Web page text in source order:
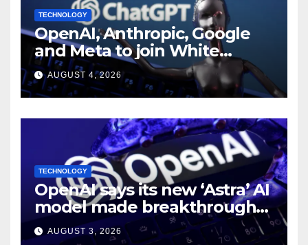
TECHNOLOGY
OpenAI, Anthropic, Google
and Meta to join White
House AI security meeting
AUGUST 4, 2026
TECHNOLOGY
OpenAI says its new ‘Astra’ AI
model made breakthroughs
in 10 math problems
AUGUST 3, 2026